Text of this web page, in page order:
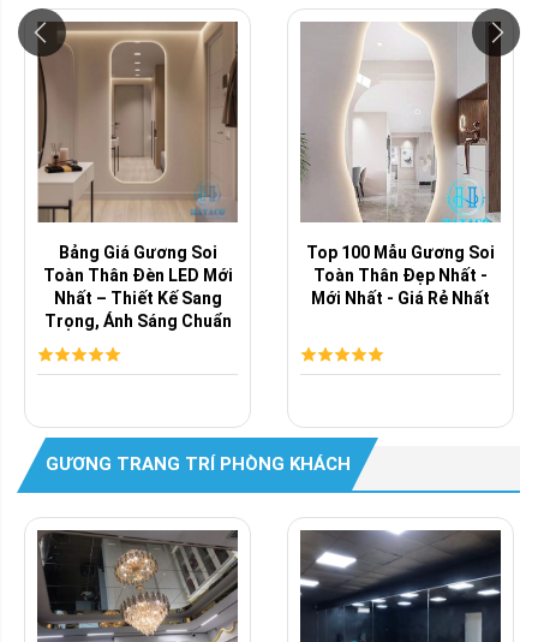
Bảng Giá Gương Soi
Toàn Thân Đèn LED Mới
Nhất – Thiết Kế Sang
Trọng, Ánh Sáng Chuẩn
Studio, Giá ...
Top 100 Mẫu Gương Soi
Toàn Thân Đẹp Nhất -
Mới Nhất - Giá Rẻ Nhất
GƯƠNG TRANG TRÍ PHÒNG KHÁCH